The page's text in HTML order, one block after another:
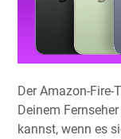
Der Amazon-
Deinem
kannst, wenn es